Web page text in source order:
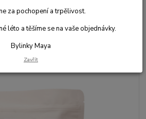
Péče o klouby
Klouby ARTDNA - bylinný
- bylinný čaj -
za pochopení a trpělivost.
léto a těšíme se na vaše objednávky.
Bylinky Maya
Zavřít